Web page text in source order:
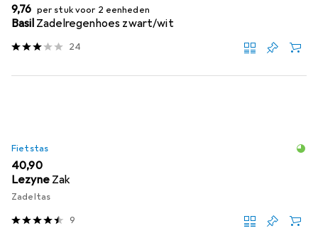
EUR
9,76 per stuk voor 2 eenheden
Basil Zadelregenhoes zwart/wit
24
Fietstas
EUR
40,90
Lezyne Zak
Zadeltas
9